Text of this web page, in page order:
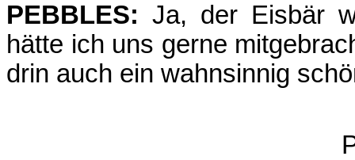
PEBBLES: Ja, der Eisbär
hätte ich uns gerne
drin auch ein wahnsinnig